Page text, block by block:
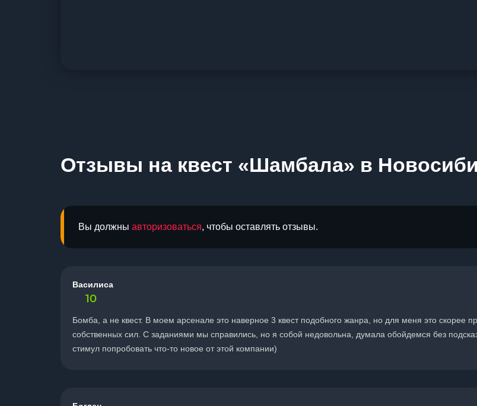
Отзывы на квест «Шамбала» в
Вы должны авторизоваться, чтобы оставлять отзывы.
Василиса
10
Бомба, а не квест. В моем арсенале это наверное 3 квест подобного жанра, но для меня это скорее
собственных сил. С заданиями мы справились, но я собой недовольна, думала обойдемся без
стимул попробовать что-то новое от этой компании)